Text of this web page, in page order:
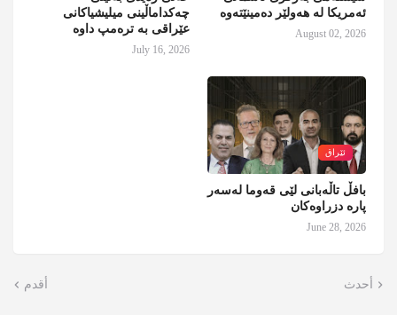
ئەمریکا لە هەولێر دەمینێتەوە
August 02, 2026
چەکداماڵینی میلیشیاکانی
عێراقی بە ترەمپ داوە
July 16, 2026
ئێراق
بافڵ تاڵەبانی لێی قەوما لەسەر
پارە دزراوەکان
June 28, 2026
أحدث أقدم